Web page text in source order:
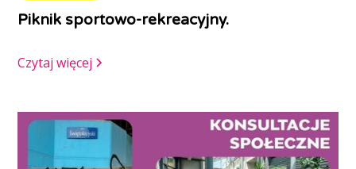
Piknik sportowo-rekreacyjny.
Czytaj więcej